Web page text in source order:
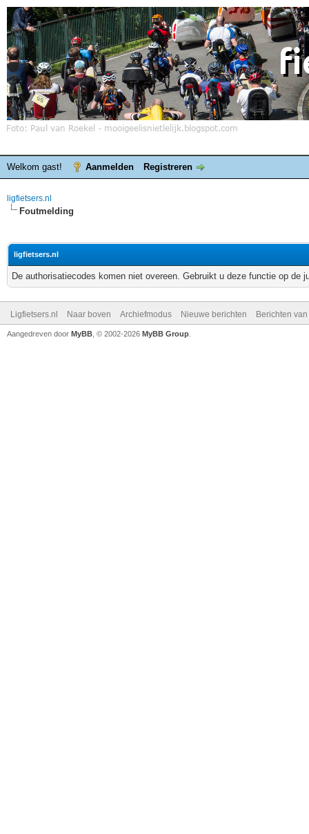
Welkom gast! Aanmelden Registreren
ligfietsers.nl
Foutmelding
ligfietsers.nl
De authorisatiecodes komen niet overeen. Gebruikt u deze functie op de
Ligfietsers.nl Naar boven Archiefmodus Nieuwe berichten Berichten
Aangedreven door MyBB , © 2002-2026 MyBB Group